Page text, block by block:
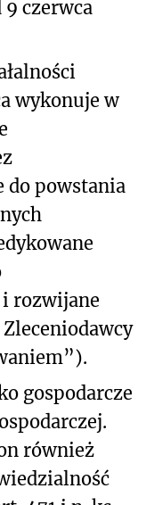
czerwca
wykonuje w
do powstania
rozwijane
gospodarcze
również